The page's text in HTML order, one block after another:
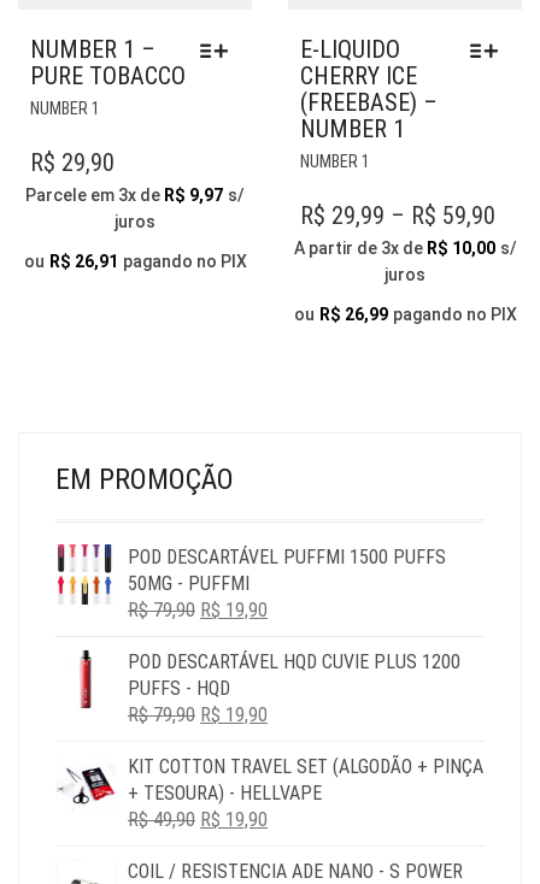
NUMBER 1 –
PURE TOBACCO
NUMBER 1
TEM
VARIANTES.
AS
OPÇÕES
R$ 29,90
Parcele em 3x de R$ 9,97 s/
juros
ou R$ 26,91 pagando no PIX
E-LIQUIDO
CHERRY ICE
(FREEBASE) –
NUMBER 1
NUMBER 1
TEM
VARIANTES.
AS
OPÇÕES
R$ 29,99 – R$ 59,90
A partir de 3x de R$ 10,00 s/
juros
ou R$ 26,99 pagando no PIX
EM PROMOÇÃO
POD DESCARTÁVEL PUFFMI 1500 PUFFS
50MG - PUFFMI
R$79,90 O
ORIGINAL
ERA:
R$ 79,90.
R$ 19,90
ATUAL
POD DESCARTÁVEL HQD CUVIE PLUS 1200
PUFFS - HQD
R$79,90 O
ORIGINAL
ERA:
R$ 79,90.
R$ 19,90
ATUAL
É:
KIT COTTON TRAVEL SET (ALGODÃO + PINÇA
+ TESOURA) - HELLVAPE
R$49,90 O
ORIGINAL
R$ 19,90
ATUAL
COIL / RESISTENCIA ADE NANO - S POWER